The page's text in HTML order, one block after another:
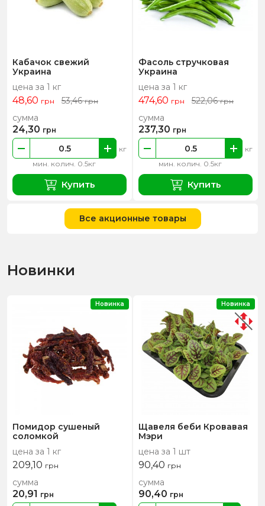
Кабачок свежий
Украина
цена за 1 кг
48,60 грн 53,46грн
мин. колич. 0.5кг
кг
сумма
24,30 грн
Купить
Фасоль стручковая
Украина
цена за 1 кг
474,60 грн 522,06грн
мин. колич. 0.5кг
кг
сумма
237,30 грн
Купить
Все акционные товары
Новинки
Помидор сушеный
соломкой
цена за 1 кг
209,10 грн
сумма
20,91 грн
Новинка
Щавеля беби Кровавая
Мэри
цена за 1 шт
90,40 грн
сумма
90,40 грн
Новинка